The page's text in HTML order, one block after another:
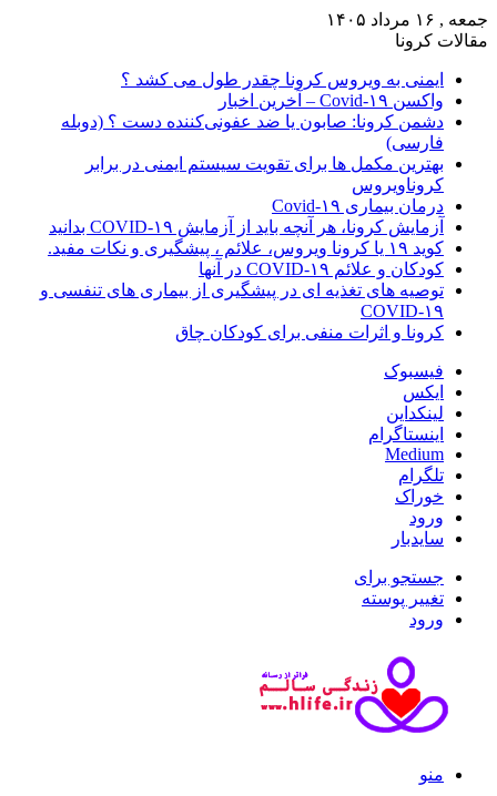
جمعه , ۱۶ مرداد ۱۴۰۵
مقالات کرونا
ایمنی به ویروس کرونا چقدر طول می کشد ؟
واکسن Covid-۱۹ – آخرین اخبار
دشمن کرونا: صابون یا ضد عفونی‌کننده دست ؟ (دوبله
فارسی)
بهترین مکمل ها برای تقویت سیستم ایمنی در برابر
کروناویروس
درمان بیماری Covid-۱۹
آزمایش کرونا، هر آنچه باید از آزمایش COVID-۱۹ بدانید
کوید ۱۹ یا کرونا ویروس، علائم ، پیشگیری و نکات مفید.
کودکان و علائم COVID-۱۹ در آنها
توصیه های تغذیه ای در پیشگیری از بیماری های تنفسی و
COVID-۱۹
کرونا و اثرات منفی برای کودکان چاق
فیسبوک
ایکس
لینکداین
اینستاگرام
Medium
تلگرام
خوراک
ورود
سایدبار
جستجو برای
تغییر پوسته
ورود
منو